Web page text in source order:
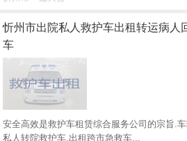
忻州市出院私人救护车出租转运病人
车
安全高效是救护车租赁综合服务公司的宗旨.
私人转院救护车,出租跨市急救车...